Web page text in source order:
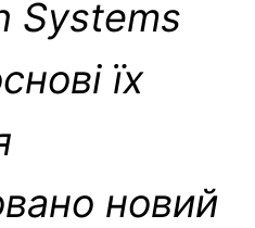
Systems
їх
новий